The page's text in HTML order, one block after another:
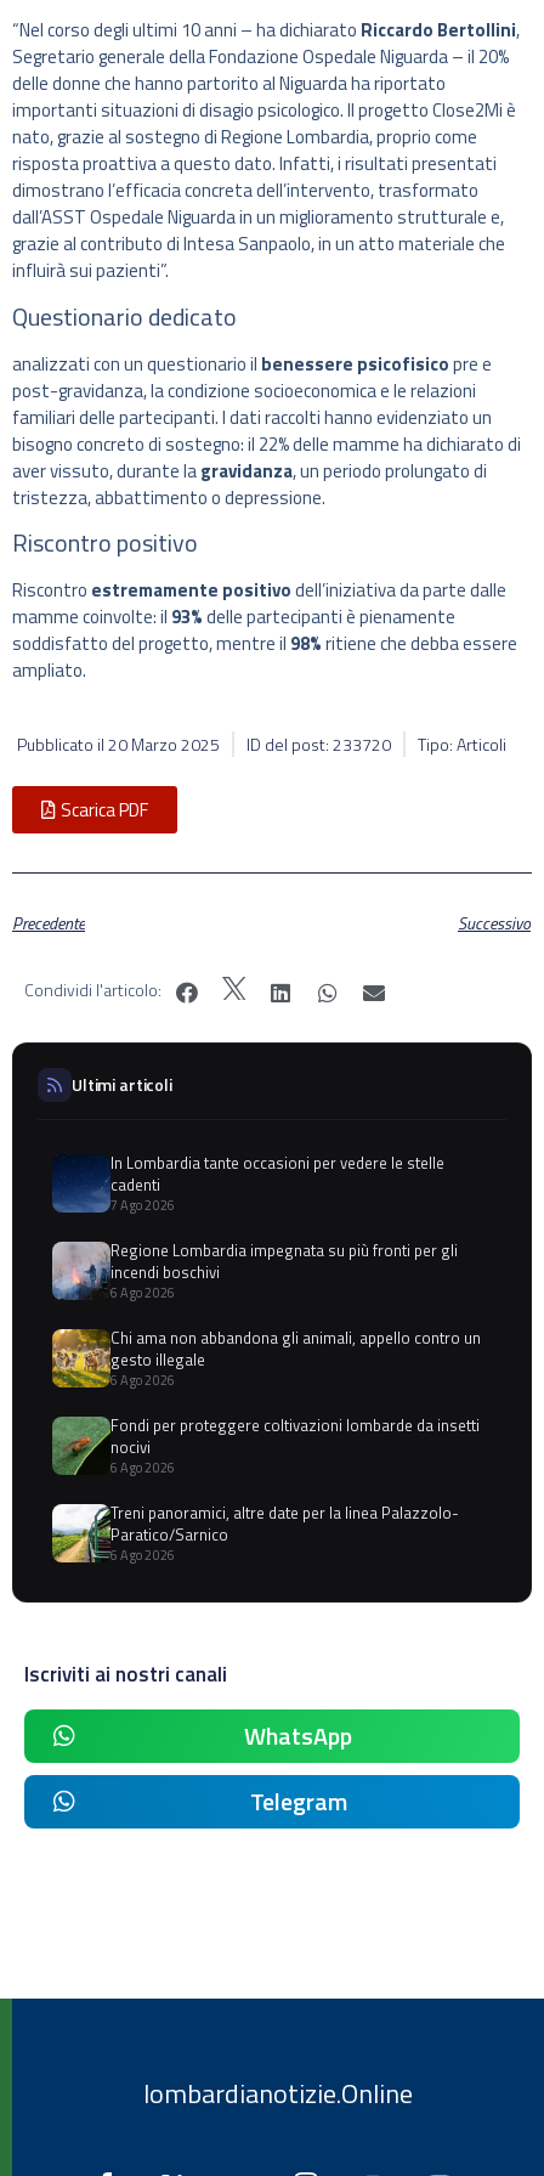
“Nel corso degli ultimi 10 anni – ha dichiarato Riccardo Bertollini,
Segretario generale della Fondazione Ospedale Niguarda – il 20%
delle donne che hanno partorito al Niguarda ha riportato
importanti situazioni di disagio psicologico. Il progetto Close2Mi è
nato, grazie al sostegno di Regione Lombardia, proprio come
risposta proattiva a questo dato. Infatti, i risultati presentati
dimostrano l’efficacia concreta dell’intervento, trasformato
dall’ASST Ospedale Niguarda in un miglioramento strutturale e,
grazie al contributo di Intesa Sanpaolo, in un atto materiale che
influirà sui pazienti”.
Questionario dedicato
analizzati con un questionario il benessere psicofisicopre e
post-gravidanza, la condizione socioeconomica e le relazioni
familiari delle partecipanti. I dati raccolti hanno evidenziato un
bisogno concreto di sostegno: il 22% delle mamme ha dichiarato di
aver vissuto, durante lagravidanza, un periodo prolungato di
tristezza, abbattimento o depressione.
Riscontro positivo
Riscontro estremamente positivodell’iniziativa da parte dalle
mamme coinvolte: il 93%delle partecipanti è pienamente
soddisfatto del progetto, mentre il 98%ritiene che debba essere
ampliato.
Pubblicato il20 Marzo 2025 ID del post: 233720 Tipo: Articoli
Scarica PDF
Precedente Successivo
Condividi l'articolo:
Ultimi articoli
In Lombardia tante occasioni per vedere le stelle
cadenti
7 Ago 2026
Regione Lombardia impegnata su più fronti per gli
incendi boschivi
6 Ago 2026
Chi ama non abbandona gli animali, appello contro un
gesto illegale
6 Ago 2026
Fondi per proteggere coltivazioni lombarde da insetti
nocivi
6 Ago 2026
Treni panoramici, altre date per la linea Palazzolo-
Paratico/Sarnico
6 Ago 2026
Iscriviti ai nostri canali
WhatsApp
Telegram
lombardianotizie.Online